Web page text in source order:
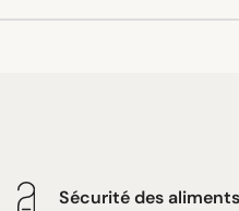
Sécurité des